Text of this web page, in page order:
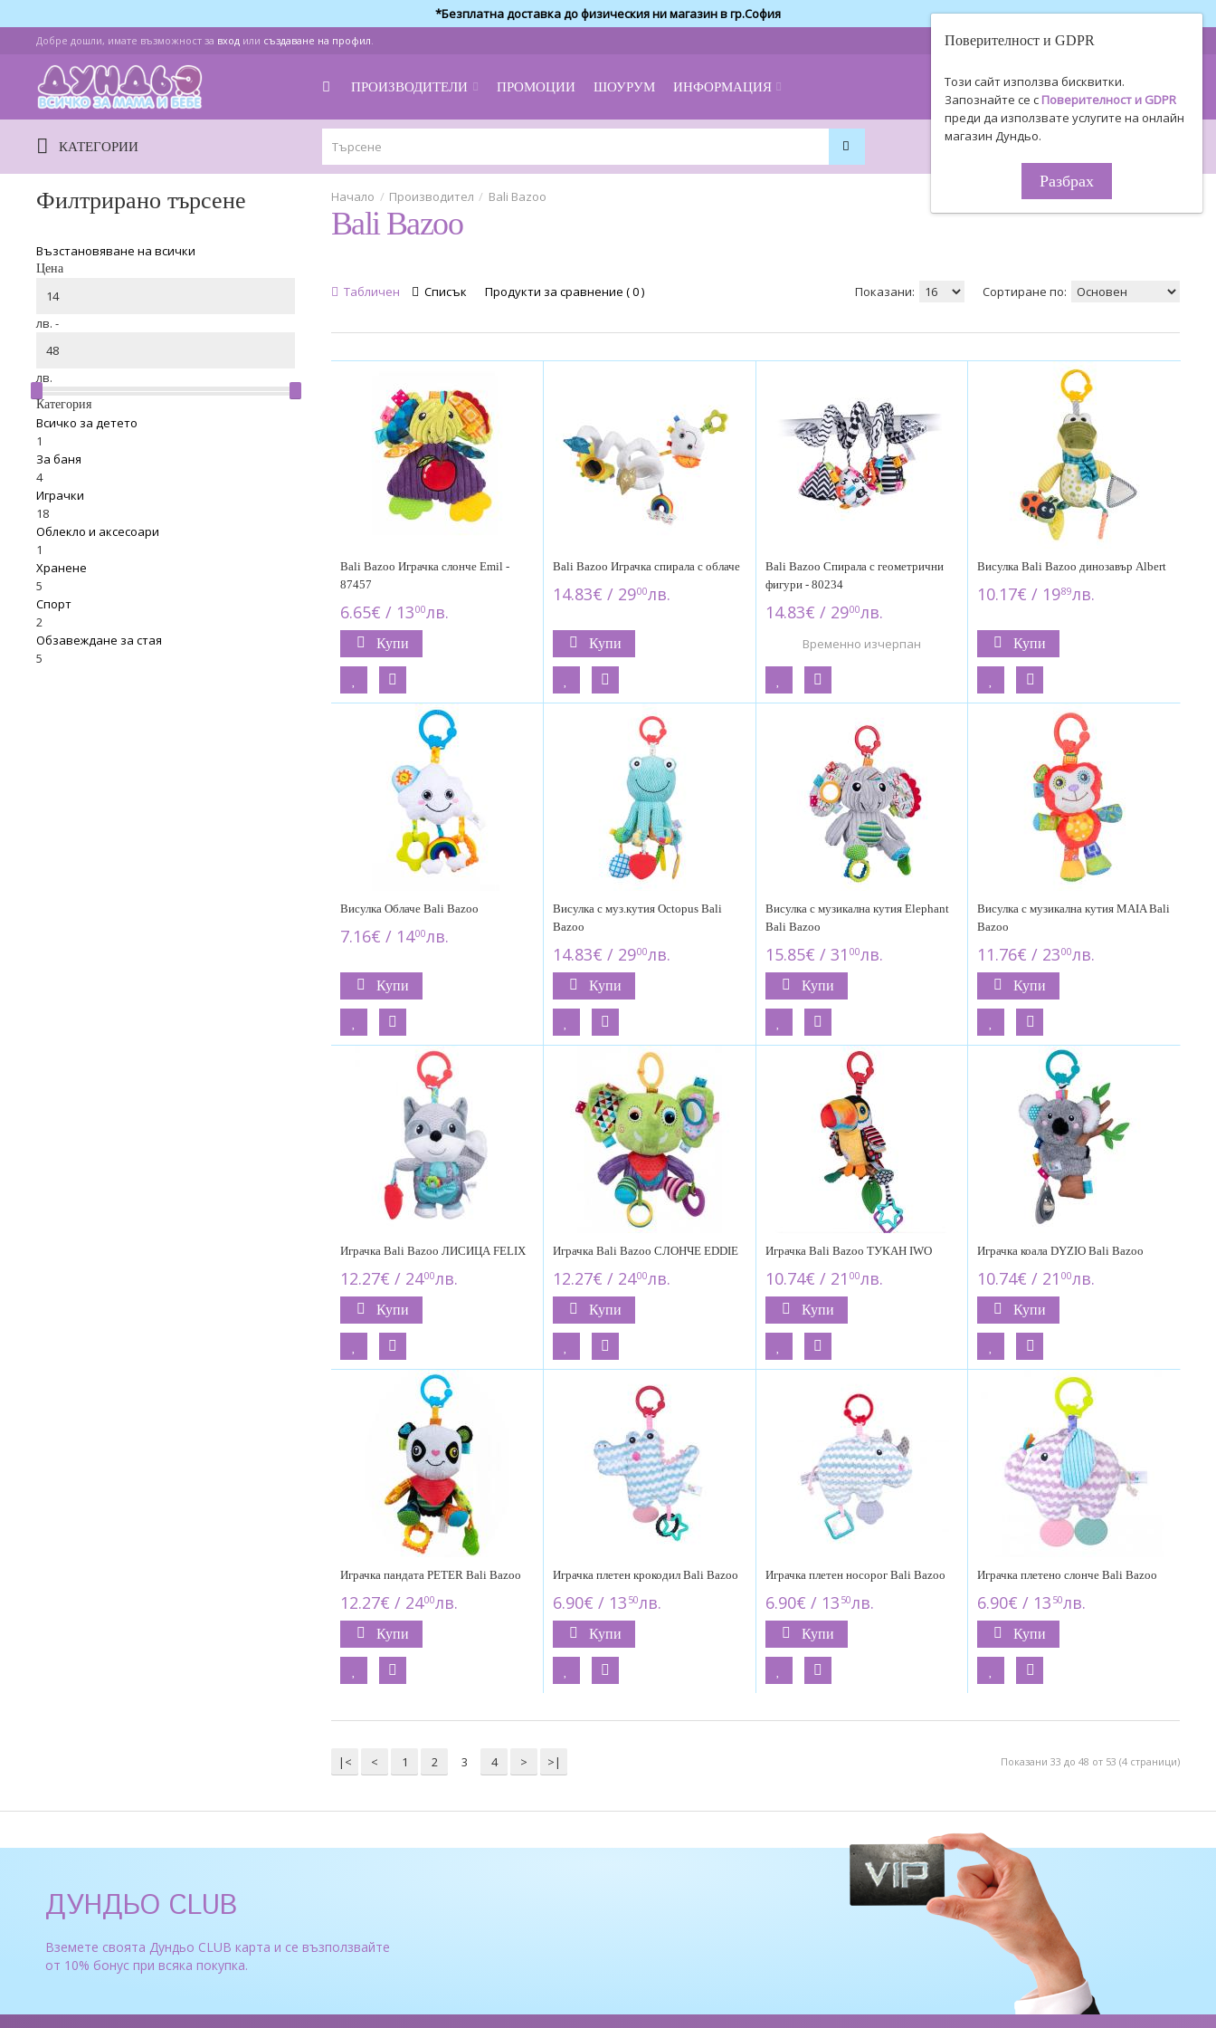
Поверителност и GDPR
Този сайт използва бисквитки.
Запознайте се с Поверителност и GDPR
преди да използвате услугите на онлайн
магазин Дундьо.
Разбрах
*Безплатна доставка до физическия ни магазин в гр.София
Добре дошли, имате възможност за вход или създаване на профил.
ПРОИЗВОДИТЕЛИ ПРОМОЦИИ ШОУРУМ ИНФОРМАЦИЯ
0893 494 506
0895 450 154 за поръчки!
КАТЕГОРИИ
0
Производител Bali Bazoo
Bali Bazoo
Табличен Списък Продукти за сравнение ( 0 ) Показани: Сортиране по:
Bali Bazoo Играчка слонче Emil -
87457
6.65€ / 1300лв.
Купи
Bali Bazoo Играчка спирала с облаче
14.83€ / 2900лв.
Купи
Bali Bazoo Спирала с геометрични
фигури - 80234
14.83€ / 2900лв.
Временно изчерпан
Висулка Bali Bazoo динозавър Albert
10.17€ / 1989лв.
Купи
Висулка Облаче Bali Bazoo
7.16€ / 1400лв.
Купи
Висулка с муз.кутия Octopus Bali
Bazoo
14.83€ / 2900лв.
Купи
Висулка с музикална кутия Elephant
Bali Bazoo
15.85€ / 31 00лв.
Купи
Висулка с музикална кутия MAIA Bali
Bazoo
11.76€ / 2300лв.
Купи
Играчка Bali Bazoo ЛИСИЦА FELIX
12.27€ / 2400лв.
Купи
Играчка Bali Bazoo СЛОНЧЕ EDDIE
12.27€ / 2400лв.
Купи
Играчка Bali Bazoo ТУКАН IWO
10.74€ / 21 00лв.
Купи
Играчка коала DYZIO Bali Bazoo
10.74€ / 21 00лв.
Купи
Играчка пандата PETER Bali Bazoo
12.27€ / 2400лв.
Купи
Играчка плетен крокодил Bali Bazoo
6.90€ / 13 50лв.
Купи
Играчка плетен носорог Bali Bazoo
6.90€ / 13 50лв.
Купи
Играчка плетено слонче Bali Bazoo
6.90€ / 13 50лв.
Купи
|< < 1 2 3 4 > >| Показани 33 до 48 от 53 (4 страници)
Филтрирано търсене
Възстановяване на всички
Цена
лв. -
лв.
Категория
Всичко за детето
1
За баня
4
Играчки
18
Облекло и аксесоари
1
Хранене
5
Спорт
2
Обзавеждане за стая
5
ДУНДЬО CLUB
Вземете своята Дундьо CLUB карта и се възползвайте
от 10% бонус при всяка покупка.